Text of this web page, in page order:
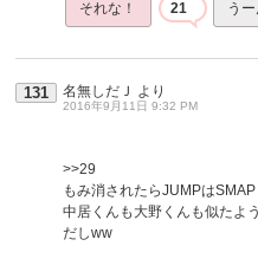
それな！ 21 う
131 名無しだＪ より
2016年9月11日 9:32 PM
>>29
もみ消されたらJUMPは
中居くんも大野くんも似たよ
だしww